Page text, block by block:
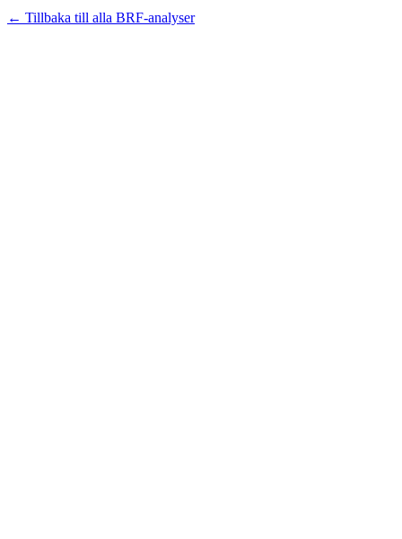
← Tillbaka till alla BRF-analyser